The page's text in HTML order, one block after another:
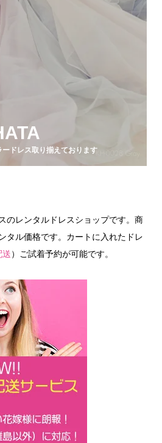
ドレス取り揃えております
のレンタルドレスショップです。商
タル価格です。カートに入れたドレ
送）ご試着予約が可能です。